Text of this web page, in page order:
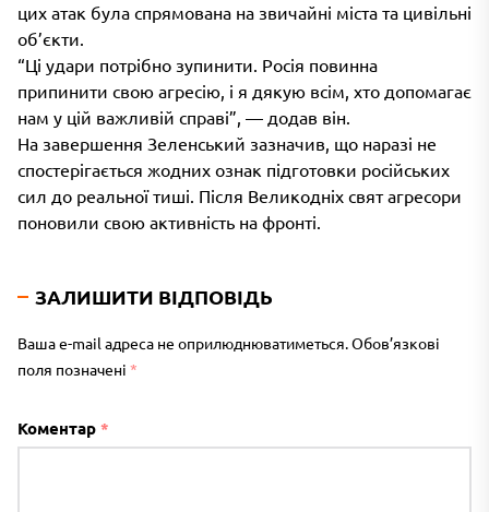
цих атак була спрямована на звичайні міста та цивільні
об’єкти.
“Ці удари потрібно зупинити. Росія повинна
припинити свою агресію, і я дякую всім, хто допомагає
нам у цій важливій справі”, — додав він.
На завершення Зеленський зазначив, що наразі не
спостерігається жодних ознак підготовки російських
сил до реальної тиші. Після Великодніх свят агресори
поновили свою активність на фронті.
ЗАЛИШИТИ ВІДПОВІДЬ
Ваша e-mail адреса не оприлюднюватиметься.Обов’язкові
поля позначені *
Коментар *